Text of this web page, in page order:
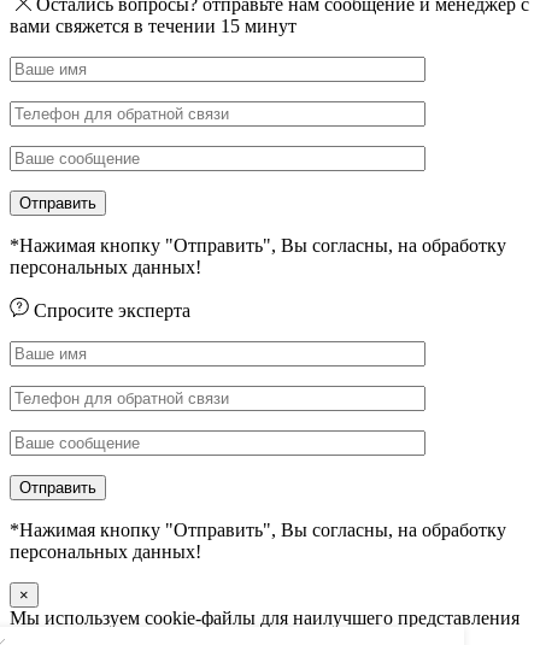
вами свяжется в течении 15 минут
*Нажимая кнопку "Отправить", Вы согласны, на обработку
персональных данных!
Спросите эксперта
*Нажимая кнопку "Отправить", Вы согласны, на обработку
персональных данных!
×
Мы используем cookie-файлы для наилучшего представления